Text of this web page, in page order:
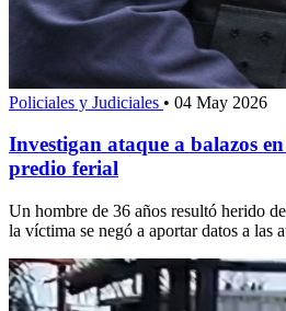
Policiales y Judiciales • 04 May 2026
Investigan ataque a balazos
predio ferial
Un hombre de 36 años resultó herido
la víctima se negó a aportar datos a las